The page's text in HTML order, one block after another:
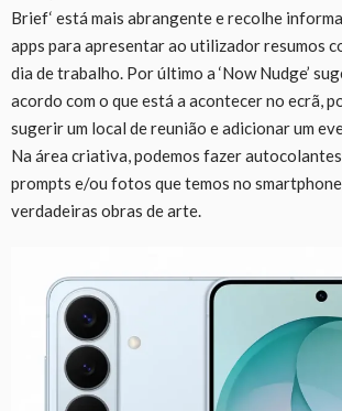
Brief‘ está mais abrangente e recolhe
apps para apresentar ao utilizador resumos
dia de trabalho. Por último a ‘Now Nudge’
acordo com o que está a acontecer no ecrã,
sugerir um local de reunião e adicionar um
Na área criativa, podemos fazer autocolantes
prompts e/ou fotos que temos no
verdadeiras obras de arte.